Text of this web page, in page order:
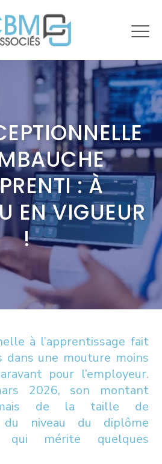
: À
EN VIGUEUR
!
à l’apprentissage fait
dans une mouture moins
pour l’employeur.
2026, son montant
de la taille de
du niveau du diplôme
qui mérite quelques